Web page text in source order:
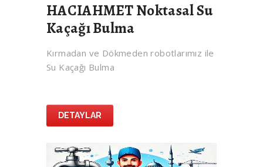
HACIAHMET Noktasal Su
Kaçağı Bulma
Kırmadan ve Dökmeden robotlarımız ile
Su Kaçağı Bulma
DETAYLAR